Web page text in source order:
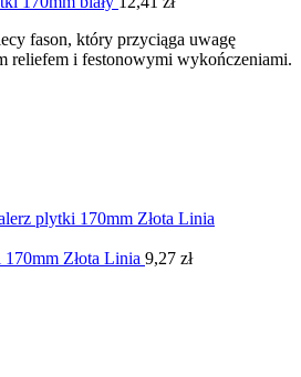
fason, który przyciąga uwagę
reliefem i festonowymi wykończeniami.
Złota Linia 9,27 zł